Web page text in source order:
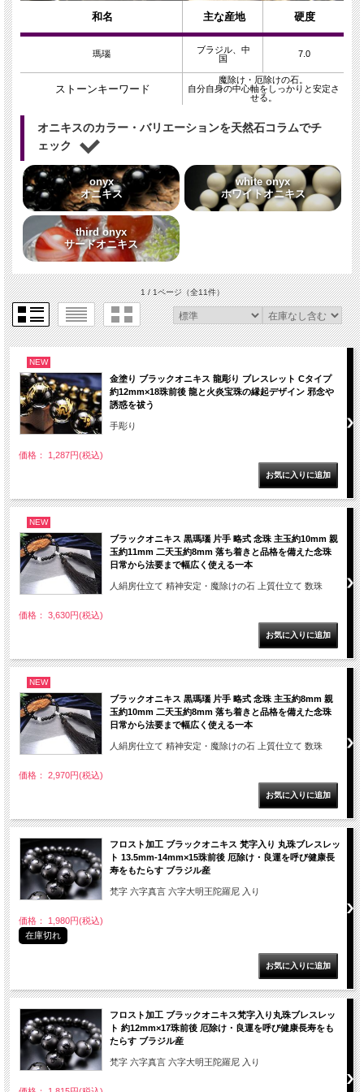
和名 主な産地 硬度
瑪瑙
ブラジル、中
国
7.0
ストーンキーワード
魔除け・厄除けの石。
自分自身の中心軸をしっかりと安定さ
せる。
オニキスのカラー・バリエーションを天然石コラムでチ
ェック
onyx
オニキス
white onyx
ホワイトオニキス
third onyx
サードオニキス
1 / 1ページ（全11件）
NEW
金塗り ブラックオニキス 龍彫り ブレスレット Cタイプ
約12mm×18珠前後 龍と火炎宝珠の縁起デザイン 邪念や
誘惑を祓う
手彫り
価格： 1,287円(税込)
NEW
ブラックオニキス 黒瑪瑙 片手 略式 念珠 主玉約10mm 親
玉約11mm 二天玉約8mm 落ち着きと品格を備えた念珠
日常から法要まで幅広く使える一本
人絹房仕立て 精神安定・魔除けの石 上質仕立て 数珠
価格： 3,630円(税込)
NEW
ブラックオニキス 黒瑪瑙 片手 略式 念珠 主玉約8mm 親
玉約10mm 二天玉約8mm 落ち着きと品格を備えた念珠
日常から法要まで幅広く使える一本
人絹房仕立て 精神安定・魔除けの石 上質仕立て 数珠
価格： 2,970円(税込)
フロスト加工 ブラックオニキス 梵字入り 丸珠ブレスレッ
ト 13.5mm-14mm×15珠前後 厄除け・良運を呼び健康長
寿をもたらす ブラジル産
梵字 六字真言 六字大明王陀羅尼 入り
価格： 1,980円(税込)
在庫切れ
フロスト加工 ブラックオニキス梵字入り丸珠ブレスレッ
ト 約12mm×17珠前後 厄除け・良運を呼び健康長寿をも
たらす ブラジル産
梵字 六字真言 六字大明王陀羅尼 入り